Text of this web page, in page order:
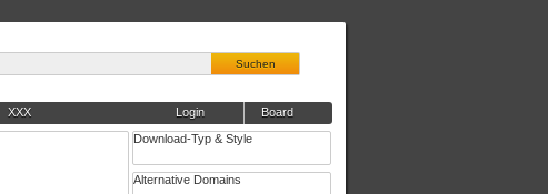
Suchen
XXX Board
Login
Download-Typ & Style
Alternative Domains